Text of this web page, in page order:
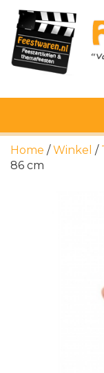
Home /Winkel /
86 cm